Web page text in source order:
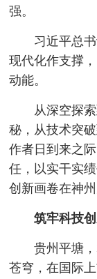
强。
习近平总
现代化作支撑
动能。
从深空探
秘，从技术突
作者日到来之
任，以实干实
创新画卷在神
筑牢科技
贵州平塘
苍穹，在国际